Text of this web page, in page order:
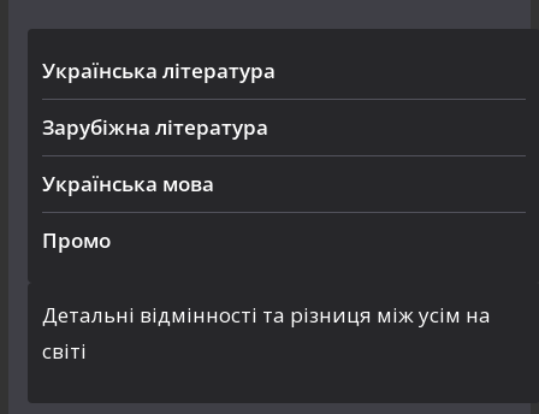
Українська література
Зарубіжна література
Українська мова
Промо
Детальні відмінності та різниця між усім на
світі